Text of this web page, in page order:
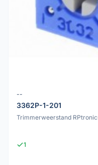
--
3362P-1-201
Trimmerweerstand
1